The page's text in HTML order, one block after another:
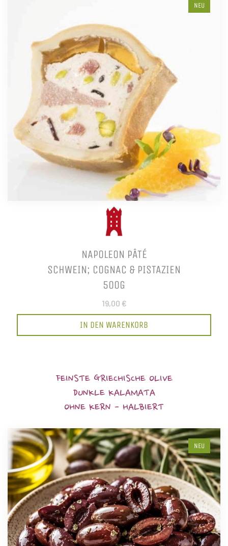
NEU
NAPOLEON PÂTÉ
SCHWEIN; COGNAC & PISTAZIEN
500G
19,00 €
IN DEN WARENKORB
FEINSTE GRIECHISCHE OLIVE
DUNKLE KALAMATA
OHNE KERN - HALBIERT
NEU